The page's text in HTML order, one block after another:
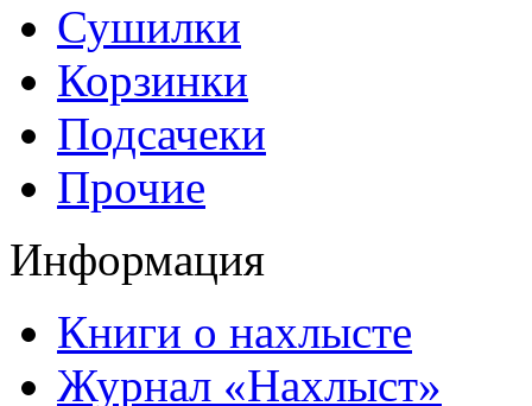
Сушилки
Корзинки
Подсачеки
Прочие
Информация
Книги о нахлысте
Журнал «Нахлыст»